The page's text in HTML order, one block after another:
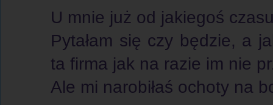
U mnie już od jakiegoś
Pytałam się czy będzie, a
ta firma jak na razie im nie
Ale mi narobiłaś ochoty na